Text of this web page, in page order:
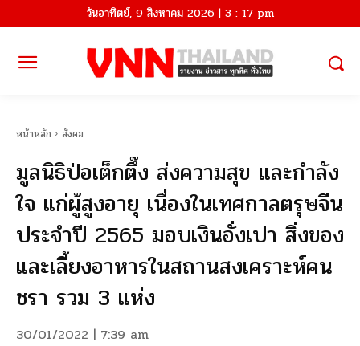
วันอาทิตย์, 9 สิงหาคม 2026 | 3 : 17 pm
หน้าหลัก สังคม
มูลนิธิป่อเต็กตึ๊ง ส่งความสุข และกำลัง
ใจ แก่ผู้สูงอายุ เนื่องในเทศกาลตรุษจีน
ประจำปี 2565 มอบเงินอั่งเปา สิ่งของ
และเลี้ยงอาหารในสถานสงเคราะห์คน
ชรา รวม 3 แห่ง
30/01/2022 | 7:39 am